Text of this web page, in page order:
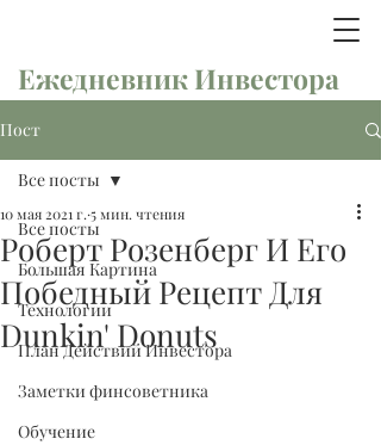
Ежедневник Инвестора
Пост
Все посты
Большая Картина
Технологии
План Действий Инвестора
Заметки финсоветника
Обучение
Все посты
Роберт Розенберг И Его
Победный Рецепт Для
Dunkin' Donuts
10 мая 2021 г. 5 мин. чтения